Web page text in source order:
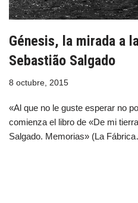
Génesis, la mirada a
Sebastião Salgado
8 octubre, 2015
«Al que no le guste esperar no
comienza el libro de «De mi
Salgado. Memorias» (La